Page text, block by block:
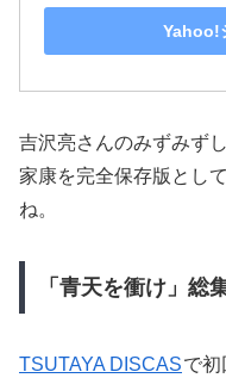
Yahoo!
吉沢亮さんのみずみず
家康を完全保存版とし
ね。
「青天を衝け」総
TSUTAYA DISCASで初